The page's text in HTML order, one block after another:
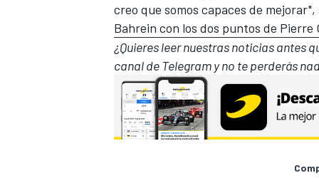
creo que somos capaces de
Bahrein con los dos puntos de Pierre
¿Quieres leer nuestras noticias antes
canal de Telegramy no te perderás